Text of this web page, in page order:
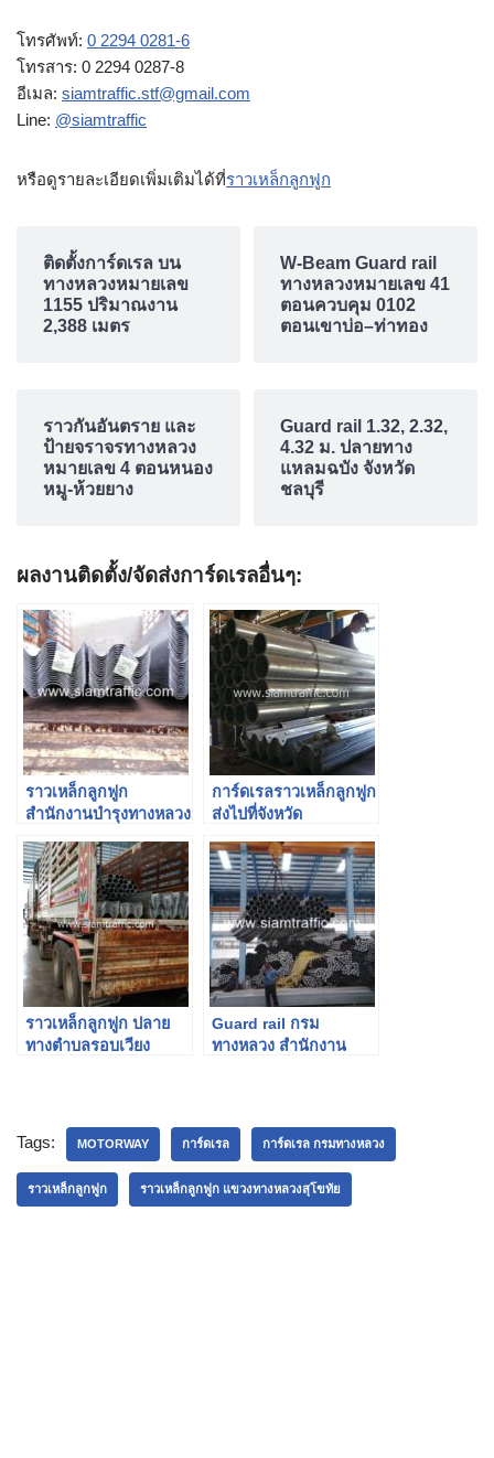
โทรศัพท์: 0 2294 0281-6
โทรสาร: 0 2294 0287-8
อีเมล: siamtraffic.stf@gmail.com
Line: @siamtraffic
หรือดูรายละเอียดเพิ่มเติมได้ที่ราวเหล็กลูกฟูก
ติดตั้งการ์ดเรล บน
ทางหลวงหมายเลข
1155 ปริมาณงาน
2,388 เมตร
W-Beam Guard rail
ทางหลวงหมายเลข 41
ตอนควบคุม 0102
ตอนเขาบ่อ–ท่าทอง
ราวกันอันตราย และ
ป้ายจราจรทางหลวง
หมายเลข 4 ตอนหนอง
หมู-ห้วยยาง
Guard rail 1.32, 2.32,
4.32 ม. ปลายทาง
แหลมฉบัง จังหวัด
ชลบุรี
ผลงานติดตั้ง/จัดส่งการ์ดเรลอื่นๆ:
ราวเหล็กลูกฟูก
สำนักงานบำรุงทางหลวง
(Motorway)
การ์ดเรลราวเหล็กลูกฟูก
ส่งไปที่จังหวัด
ราวเหล็กลูกฟูก ปลาย
ทางตำบลรอบเวียง
Guard rail กรม
ทางหลวง สำนักงาน
Tags: MOTORWAY การ์ดเรล การ์ดเรล กรมทางหลวง
ราวเหล็กลูกฟูก ราวเหล็กลูกฟูก แขวงทางหลวงสุโขทัย